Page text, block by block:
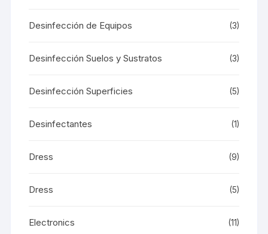
Desinfección de Equipos (3)
Desinfección Suelos y Sustratos (3)
Desinfección Superficies (5)
Desinfectantes (1)
Dress (9)
Dress (5)
Electronics (11)